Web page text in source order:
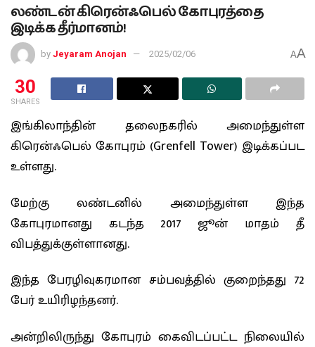
லண்டன் கிரென்ஃபெல் கோபுரத்தை
இடிக்க தீர்மானம்!
by Jeyaram Anojan 2025/02/06 AA
30
SHARES
இங்கிலாந்தின் தலைநகரில் அமைந்துள்ள
கிரென்ஃபெல் கோபுரம் (Grenfell Tower) இடிக்கப்பட
உள்ளது.
மேற்கு லண்டனில் அமைந்துள்ள இந்த
கோபுரமானது கடந்த 2017 ஜூன் மாதம் தீ
விபத்துக்குள்ளானது.
இந்த பேரழிவுகரமான சம்பவத்தில் குறைந்தது 72
பேர் உயிரிழந்தனர்.
அன்றிலிருந்து கோபுரம் கைவிடப்பட்ட நிலையில்